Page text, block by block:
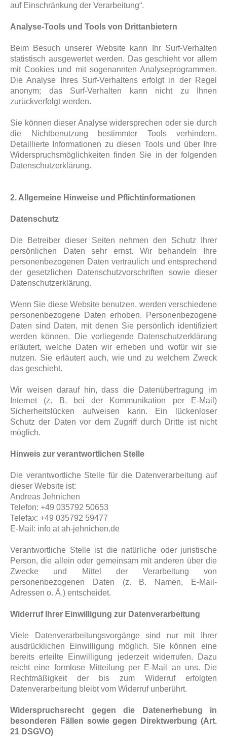
auf Einschränkung der Verarbeitung“.
Analyse-Tools und Tools von Drittanbietern
Beim Besuch unserer Website kann Ihr Surf-Verhalten
statistisch ausgewertet werden. Das geschieht vor allem
mit Cookies und mit sogenannten Analyseprogrammen.
Die Analyse Ihres Surf-Verhaltens erfolgt in der Regel
anonym; das Surf-Verhalten kann nicht zu Ihnen
zurückverfolgt werden.
Sie können dieser Analyse widersprechen oder sie durch
die Nichtbenutzung bestimmter Tools verhindern.
Detaillierte Informationen zu diesen Tools und über Ihre
Widerspruchsmöglichkeiten finden Sie in der folgenden
Datenschutzerklärung.
2. Allgemeine Hinweise und Pflichtinformationen
Datenschutz
Die Betreiber dieser Seiten nehmen den Schutz Ihrer
persönlichen Daten sehr ernst. Wir behandeln Ihre
personenbezogenen Daten vertraulich und entsprechend
der gesetzlichen Datenschutzvorschriften sowie dieser
Datenschutzerklärung.
Wenn Sie diese Website benutzen, werden verschiedene
personenbezogene Daten erhoben. Personenbezogene
Daten sind Daten, mit denen Sie persönlich identifiziert
werden können. Die vorliegende Datenschutzerklärung
erläutert, welche Daten wir erheben und wofür wir sie
nutzen. Sie erläutert auch, wie und zu welchem Zweck
das geschieht.
Wir weisen darauf hin, dass die Datenübertragung im
Internet (z. B. bei der Kommunikation per E-Mail)
Sicherheitslücken aufweisen kann. Ein lückenloser
Schutz der Daten vor dem Zugriff durch Dritte ist nicht
möglich.
Hinweis zur verantwortlichen Stelle
Die verantwortliche Stelle für die Datenverarbeitung auf
dieser Website ist:
Andreas Jehnichen
Telefon: +49 035792 50653
Telefax: +49 035792 59477
E-Mail: info at ah-jehnichen.de
Verantwortliche Stelle ist die natürliche oder juristische
Person, die allein oder gemeinsam mit anderen über die
Zwecke und Mittel der Verarbeitung von
personenbezogenen Daten (z. B. Namen, E-Mail-
Adressen o. Ä.) entscheidet.
Widerruf Ihrer Einwilligung zur Datenverarbeitung
Viele Datenverarbeitungsvorgänge sind nur mit Ihrer
ausdrücklichen Einwilligung möglich. Sie können eine
bereits erteilte Einwilligung jederzeit widerrufen. Dazu
reicht eine formlose Mitteilung per E-Mail an uns. Die
Rechtmäßigkeit der bis zum Widerruf erfolgten
Datenverarbeitung bleibt vom Widerruf unberührt.
Widerspruchsrecht gegen die Datenerhebung in
besonderen Fällen sowie gegen Direktwerbung (Art.
21 DSGVO)